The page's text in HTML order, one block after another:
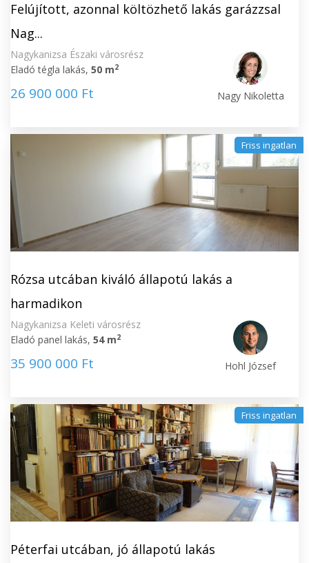
Felújított, azonnal költözhető lakás garázzsal
Nag...
Nagykanizsa Északi városrész
Eladó tégla lakás, 50 m2
26 900 000 Ft Nagy Nikoletta
Friss ingatlan
Rózsa utcában kiváló állapotú lakás a
harmadikon
Nagykanizsa Keleti városrész
Eladó panel lakás, 54 m2
35 900 000 Ft Hohl József
Friss ingatlan
Péterfai utcában, jó állapotú lakás